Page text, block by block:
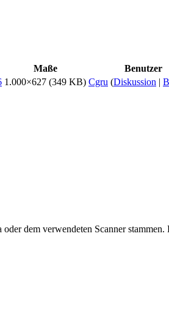
Maße Benutzer
1.000×627 (349 KB) Cgru (Diskussion |
dem verwendeten Scanner